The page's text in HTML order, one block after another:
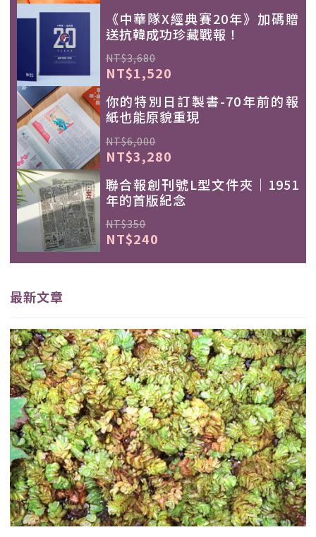
《中華隊X經典賽20年》加碼贈
送抗韓成功珍藏戰報！
NT$3,680
NT$1,520
你的特別日訂製書-70年前的報
紙也能原貌重現
NT$6,000
NT$3,280
聯合報創刊號L型文件夾｜1951
年的首版紀念
NT$350
NT$240
最新文章